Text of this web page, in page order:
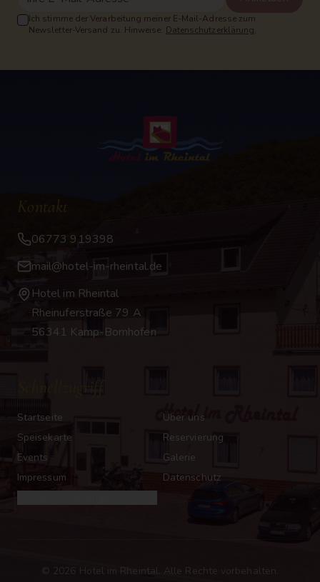
Ich stimme der Verarbeitung meiner E-Mail-Adresse zum
Newsletter-Versand zu. Hinweise: Datenschutzerklärung
Kontakt
06773 919398
mail@hotel-im-rheintal.de
Hotel im Rheintal
Rheinuferstraße 79 A
56341 Kamp-Bornhofen
Schnellzugriff
Startseite
Über uns
Speisekarte
Reservierung
Events
Galerie
Impressum
Datenschutz
© 2026 Hotel im Rheintal. Alle Rechte vorbehalten.